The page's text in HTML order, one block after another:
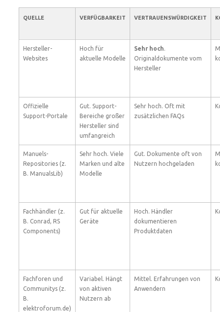
QUELLE VERFÜGBARKEIT VERTRAUENSWÜRDIGKEIT
Hersteller-
Websites
Hoch für
aktuelle Modelle
Sehr hoch.
Originaldokumente vom
Hersteller
Offizielle
Support-Portale
Gut. Support-
Bereiche großer
Hersteller sind
umfangreich
Sehr hoch. Oft mit
zusätzlichen FAQs
Manuels-
Repositories (z.
B. ManualsLib)
Sehr hoch. Viele
Marken und alte
Modelle
Gut. Dokumente oft von
Nutzern hochgeladen
Fachhändler (z.
B. Conrad, RS
Components)
Gut für aktuelle
Geräte
Hoch. Händler
dokumentieren
Produktdaten
Fachforen und
Communitys (z.
B.
elektroforum.de)
Variabel. Hängt
von aktiven
Nutzern ab
Mittel. Erfahrungen von
Anwendern